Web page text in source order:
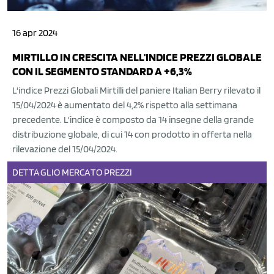
16 apr 2024
MIRTILLO IN CRESCITA NELL'INDICE PREZZI GLOBALE
CON IL SEGMENTO STANDARD A +6,3%
L'indice Prezzi Globali Mirtilli del paniere Italian Berry rilevato il
15/04/2024 è aumentato del 4,2% rispetto alla settimana
precedente. L'indice è composto da 14 insegne della grande
distribuzione globale, di cui 14 con prodotto in offerta nella
rilevazione del 15/04/2024.
DETTAGLIO MERCATO PREZZI